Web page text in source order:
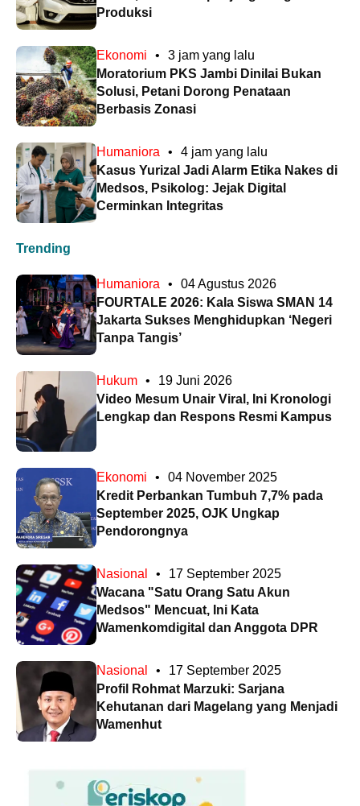
Produksi
Ekonomi •
3 jam yang lalu
Moratorium PKS Jambi Dinilai Bukan
Solusi, Petani Dorong Penataan
Berbasis Zonasi
Humaniora •
4 jam yang lalu
Kasus Yurizal Jadi Alarm Etika Nakes di
Medsos, Psikolog: Jejak Digital
Cerminkan Integritas
Trending
Humaniora •
04 Agustus 2026
FOURTALE 2026: Kala Siswa SMAN 14
Jakarta Sukses Menghidupkan ‘Negeri
Tanpa Tangis’
Hukum •
19 Juni 2026
Video Mesum Unair Viral, Ini Kronologi
Lengkap dan Respons Resmi Kampus
Ekonomi •
04 November 2025
Kredit Perbankan Tumbuh 7,7% pada
September 2025, OJK Ungkap
Pendorongnya
Nasional •
17 September 2025
Wacana "Satu Orang Satu Akun
Medsos" Mencuat, Ini Kata
Wamenkomdigital dan Anggota DPR
Nasional •
17 September 2025
Profil Rohmat Marzuki: Sarjana
Kehutanan dari Magelang yang Menjadi
Wamenhut